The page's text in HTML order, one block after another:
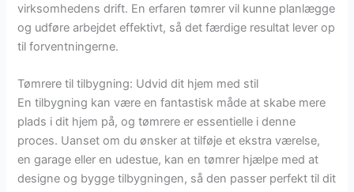
virksomhedens drift. En erfaren tømrer vil kunne planlægge
og udføre arbejdet effektivt, så det færdige resultat lever op
til forventningerne.
Tømrere til tilbygning: Udvid dit hjem med stil
En tilbygning kan være en fantastisk måde at skabe mere
plads i dit hjem på, og tømrere er essentielle i denne
proces. Uanset om du ønsker at tilføje et ekstra værelse,
en garage eller en udestue, kan en tømrer hjælpe med at
designe og bygge tilbygningen, så den passer perfekt til dit